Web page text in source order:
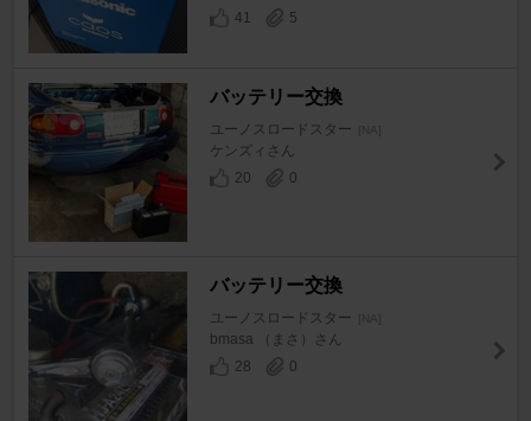
41
5
バッテリー交換
ユーノスロードスター [NA]
ケンズィさん
20
0
バッテリー交換
ユーノスロードスター [NA]
bmasa （まさ）さん
28
0